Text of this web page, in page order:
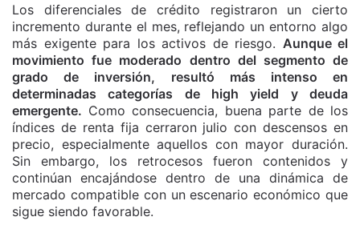
Los diferenciales de crédito registraron un cierto
incremento durante el mes, reflejando un entorno algo
más exigente para los activos de riesgo. Aunque el
movimiento fue moderado dentro del segmento de
grado de inversión, resultó más intenso en
determinadas categorías de high yield y deuda
emergente. Como consecuencia, buena parte de los
índices de renta fija cerraron julio con descensos en
precio, especialmente aquellos con mayor duración.
Sin embargo, los retrocesos fueron contenidos y
continúan encajándose dentro de una dinámica de
mercado compatible con un escenario económico que
sigue siendo favorable.